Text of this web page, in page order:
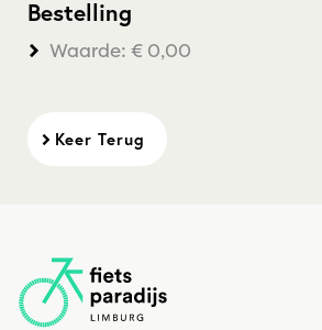
Bestelling
Waarde: € 0,00
Keer Terug